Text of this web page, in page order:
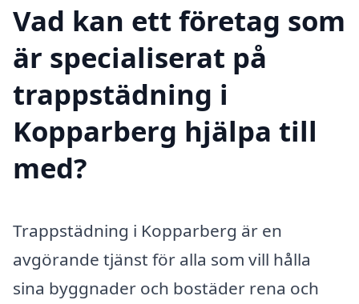
Vad kan ett företag som
är specialiserat på
trappstädning i
Kopparberg hjälpa till
med?
Trappstädning i Kopparberg är en
avgörande tjänst för alla som vill hålla
sina byggnader och bostäder rena och